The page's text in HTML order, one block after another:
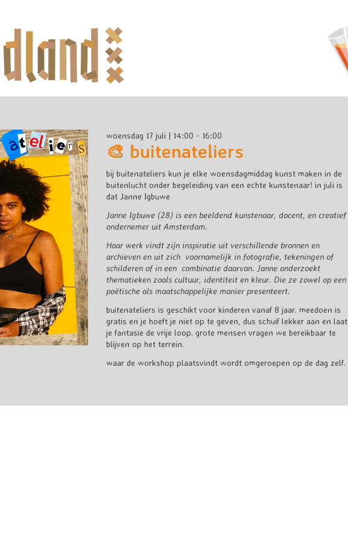
woensdag 17 juli | 14:00 - 16:00
🎨 buitenateliers
bij buitenateliers kun je elke woensdagmiddag kunst maken in de
buitenlucht onder begeleiding van een echte kunstenaar! in juli is
dat Janne Igbuwe
Janne Igbuwe (28) is een beeldend kunstenaar, docent, en creatief
ondernemer uit Amsterdam.
Haar werk vindt zijn inspiratie uit verschillende bronnen en
archieven en uit zich voornamelijk in fotografie, tekeningen of
schilderen of in een combinatie daarvan. Janne onderzoekt
thematieken zoals cultuur, identiteit en kleur. Die ze zowel op een
poëtische als maatschappelijke manier presenteert.
buitenateliers is geschikt voor kinderen vanaf 8 jaar. meedoen is
gratis en je hoeft je niet op te geven, dus schuif lekker aan en laat
je fantasie de vrije loop. grote mensen vragen we bereikbaar te
blijven op het terrein.
waar de workshop plaatsvindt wordt omgeroepen op de dag zelf.